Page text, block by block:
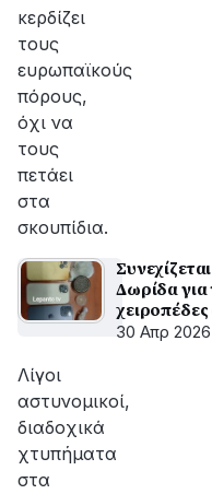
κερδίζει
τους
ευρωπαϊκούς
πόρους,
όχι να
τους
πετάει
στα
σκουπίδια.
Δωρίδα για
30 Απρ
Λίγοι
αστυνομικοί,
διαδοχικά
χτυπήματα
στα